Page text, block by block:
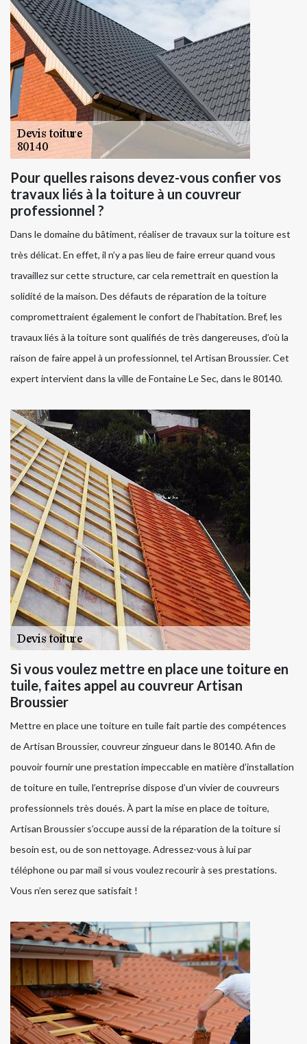
Pour quelles raisons devez-vous confier vos
travaux liés à la toiture à un couvreur
professionnel ?
Dans le domaine du bâtiment, réaliser de travaux sur la toiture est
très délicat. En effet, il n’y a pas lieu de faire erreur quand vous
travaillez sur cette structure, car cela remettrait en question la
solidité de la maison. Des défauts de réparation de la toiture
compromettraient également le confort de l’habitation. Bref, les
travaux liés à la toiture sont qualifiés de très dangereuses, d’où la
raison de faire appel à un professionnel, tel Artisan Broussier. Cet
expert intervient dans la ville de Fontaine Le Sec, dans le 80140.
Si vous voulez mettre en place une toiture en
tuile, faites appel au couvreur Artisan
Broussier
Mettre en place une toiture en tuile fait partie des compétences
de Artisan Broussier, couvreur zingueur dans le 80140. Afin de
pouvoir fournir une prestation impeccable en matière d’installation
de toiture en tuile, l’entreprise dispose d’un vivier de couvreurs
professionnels très doués. À part la mise en place de toiture,
Artisan Broussier s’occupe aussi de la réparation de la toiture si
besoin est, ou de son nettoyage. Adressez-vous à lui par
téléphone ou par mail si vous voulez recourir à ses prestations.
Vous n’en serez que satisfait !